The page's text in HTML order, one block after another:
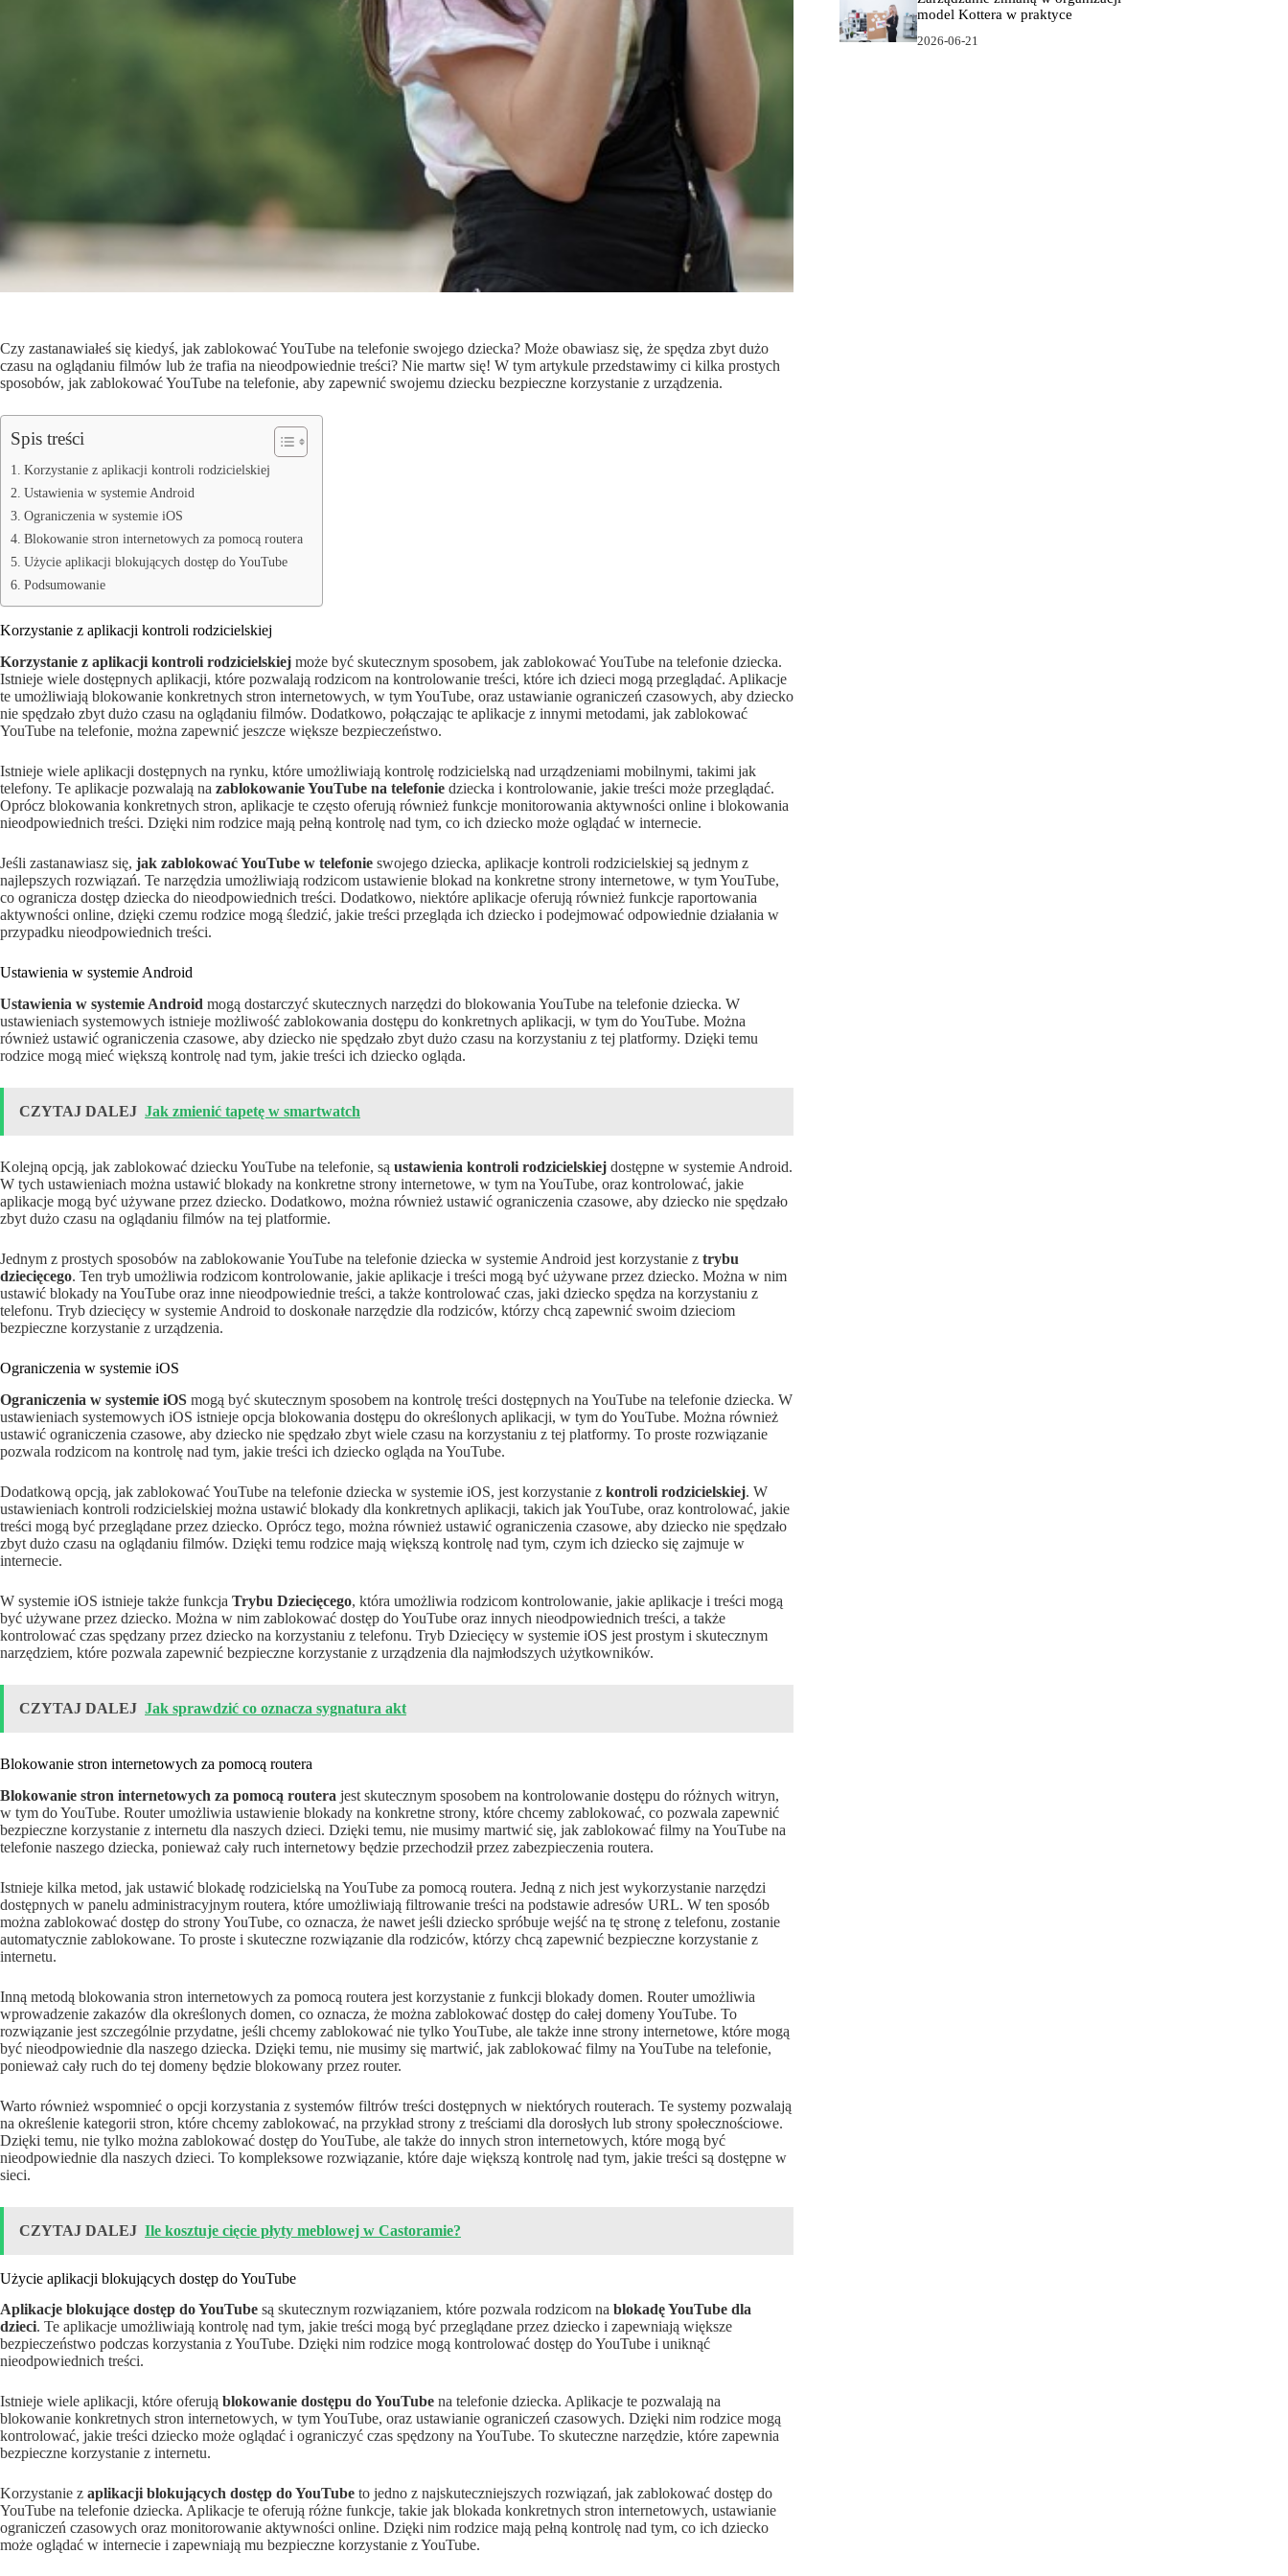
Czy zastanawiałeś się kiedyś, jak zablokować YouTube na telefonie swojego dziecka? Może obawiasz się, że spędza zbyt dużo
czasu na oglądaniu filmów lub że trafia na nieodpowiednie treści? Nie martw się! W tym artykule przedstawimy ci kilka prostych
sposobów, jak zablokować YouTube na telefonie, aby zapewnić swojemu dziecku bezpieczne korzystanie z urządzenia.
Spis treści
Korzystanie z aplikacji kontroli rodzicielskiej
Ustawienia w systemie Android
Ograniczenia w systemie iOS
Blokowanie stron internetowych za pomocą routera
Użycie aplikacji blokujących dostęp do YouTube
Podsumowanie
Korzystanie z aplikacji kontroli rodzicielskiej
Korzystanie z aplikacji kontroli rodzicielskiej może być skutecznym sposobem, jak zablokować YouTube na telefonie dziecka.
Istnieje wiele dostępnych aplikacji, które pozwalają rodzicom na kontrolowanie treści, które ich dzieci mogą przeglądać. Aplikacje
te umożliwiają blokowanie konkretnych stron internetowych, w tym YouTube, oraz ustawianie ograniczeń czasowych, aby dziecko
nie spędzało zbyt dużo czasu na oglądaniu filmów. Dodatkowo, połączając te aplikacje z innymi metodami, jak zablokować
YouTube na telefonie, można zapewnić jeszcze większe bezpieczeństwo.
Istnieje wiele aplikacji dostępnych na rynku, które umożliwiają kontrolę rodzicielską nad urządzeniami mobilnymi, takimi jak
telefony. Te aplikacje pozwalają na zablokowanie YouTube na telefonie dziecka i kontrolowanie, jakie treści może przeglądać.
Oprócz blokowania konkretnych stron, aplikacje te często oferują również funkcje monitorowania aktywności online i blokowania
nieodpowiednich treści. Dzięki nim rodzice mają pełną kontrolę nad tym, co ich dziecko może oglądać w internecie.
Jeśli zastanawiasz się, jak zablokować YouTube w telefonie swojego dziecka, aplikacje kontroli rodzicielskiej są jednym z
najlepszych rozwiązań. Te narzędzia umożliwiają rodzicom ustawienie blokad na konkretne strony internetowe, w tym YouTube,
co ogranicza dostęp dziecka do nieodpowiednich treści. Dodatkowo, niektóre aplikacje oferują również funkcje raportowania
aktywności online, dzięki czemu rodzice mogą śledzić, jakie treści przegląda ich dziecko i podejmować odpowiednie działania w
przypadku nieodpowiednich treści.
Ustawienia w systemie Android
Ustawienia w systemie Android mogą dostarczyć skutecznych narzędzi do blokowania YouTube na telefonie dziecka. W
ustawieniach systemowych istnieje możliwość zablokowania dostępu do konkretnych aplikacji, w tym do YouTube. Można
również ustawić ograniczenia czasowe, aby dziecko nie spędzało zbyt dużo czasu na korzystaniu z tej platformy. Dzięki temu
rodzice mogą mieć większą kontrolę nad tym, jakie treści ich dziecko ogląda.
CZYTAJ DALEJ Jak zmienić tapetę w smartwatch
Kolejną opcją, jak zablokować dziecku YouTube na telefonie, są ustawienia kontroli rodzicielskiej dostępne w systemie Android.
W tych ustawieniach można ustawić blokady na konkretne strony internetowe, w tym na YouTube, oraz kontrolować, jakie
aplikacje mogą być używane przez dziecko. Dodatkowo, można również ustawić ograniczenia czasowe, aby dziecko nie spędzało
zbyt dużo czasu na oglądaniu filmów na tej platformie.
Jednym z prostych sposobów na zablokowanie YouTube na telefonie dziecka w systemie Android jest korzystanie z trybu
dziecięcego. Ten tryb umożliwia rodzicom kontrolowanie, jakie aplikacje i treści mogą być używane przez dziecko. Można w nim
ustawić blokady na YouTube oraz inne nieodpowiednie treści, a także kontrolować czas, jaki dziecko spędza na korzystaniu z
telefonu. Tryb dziecięcy w systemie Android to doskonałe narzędzie dla rodziców, którzy chcą zapewnić swoim dzieciom
bezpieczne korzystanie z urządzenia.
Ograniczenia w systemie iOS
Ograniczenia w systemie iOS mogą być skutecznym sposobem na kontrolę treści dostępnych na YouTube na telefonie dziecka. W
ustawieniach systemowych iOS istnieje opcja blokowania dostępu do określonych aplikacji, w tym do YouTube. Można również
ustawić ograniczenia czasowe, aby dziecko nie spędzało zbyt wiele czasu na korzystaniu z tej platformy. To proste rozwiązanie
pozwala rodzicom na kontrolę nad tym, jakie treści ich dziecko ogląda na YouTube.
Dodatkową opcją, jak zablokować YouTube na telefonie dziecka w systemie iOS, jest korzystanie z kontroli rodzicielskiej. W
ustawieniach kontroli rodzicielskiej można ustawić blokady dla konkretnych aplikacji, takich jak YouTube, oraz kontrolować, jakie
treści mogą być przeglądane przez dziecko. Oprócz tego, można również ustawić ograniczenia czasowe, aby dziecko nie spędzało
zbyt dużo czasu na oglądaniu filmów. Dzięki temu rodzice mają większą kontrolę nad tym, czym ich dziecko się zajmuje w
internecie.
W systemie iOS istnieje także funkcja Trybu Dziecięcego, która umożliwia rodzicom kontrolowanie, jakie aplikacje i treści mogą
być używane przez dziecko. Można w nim zablokować dostęp do YouTube oraz innych nieodpowiednich treści, a także
kontrolować czas spędzany przez dziecko na korzystaniu z telefonu. Tryb Dziecięcy w systemie iOS jest prostym i skutecznym
narzędziem, które pozwala zapewnić bezpieczne korzystanie z urządzenia dla najmłodszych użytkowników.
CZYTAJ DALEJ Jak sprawdzić co oznacza sygnatura akt
Blokowanie stron internetowych za pomocą routera
Blokowanie stron internetowych za pomocą routera jest skutecznym sposobem na kontrolowanie dostępu do różnych witryn,
w tym do YouTube. Router umożliwia ustawienie blokady na konkretne strony, które chcemy zablokować, co pozwala zapewnić
bezpieczne korzystanie z internetu dla naszych dzieci. Dzięki temu, nie musimy martwić się, jak zablokować filmy na YouTube na
telefonie naszego dziecka, ponieważ cały ruch internetowy będzie przechodził przez zabezpieczenia routera.
Istnieje kilka metod, jak ustawić blokadę rodzicielską na YouTube za pomocą routera. Jedną z nich jest wykorzystanie narzędzi
dostępnych w panelu administracyjnym routera, które umożliwiają filtrowanie treści na podstawie adresów URL. W ten sposób
można zablokować dostęp do strony YouTube, co oznacza, że nawet jeśli dziecko spróbuje wejść na tę stronę z telefonu, zostanie
automatycznie zablokowane. To proste i skuteczne rozwiązanie dla rodziców, którzy chcą zapewnić bezpieczne korzystanie z
internetu.
Inną metodą blokowania stron internetowych za pomocą routera jest korzystanie z funkcji blokady domen. Router umożliwia
wprowadzenie zakazów dla określonych domen, co oznacza, że można zablokować dostęp do całej domeny YouTube. To
rozwiązanie jest szczególnie przydatne, jeśli chcemy zablokować nie tylko YouTube, ale także inne strony internetowe, które mogą
być nieodpowiednie dla naszego dziecka. Dzięki temu, nie musimy się martwić, jak zablokować filmy na YouTube na telefonie,
ponieważ cały ruch do tej domeny będzie blokowany przez router.
Warto również wspomnieć o opcji korzystania z systemów filtrów treści dostępnych w niektórych routerach. Te systemy pozwalają
na określenie kategorii stron, które chcemy zablokować, na przykład strony z treściami dla dorosłych lub strony społecznościowe.
Dzięki temu, nie tylko można zablokować dostęp do YouTube, ale także do innych stron internetowych, które mogą być
nieodpowiednie dla naszych dzieci. To kompleksowe rozwiązanie, które daje większą kontrolę nad tym, jakie treści są dostępne w
sieci.
CZYTAJ DALEJ Ile kosztuje cięcie płyty meblowej w Castoramie?
Użycie aplikacji blokujących dostęp do YouTube
Aplikacje blokujące dostęp do YouTube są skutecznym rozwiązaniem, które pozwala rodzicom na blokadę YouTube dla
dzieci. Te aplikacje umożliwiają kontrolę nad tym, jakie treści mogą być przeglądane przez dziecko i zapewniają większe
bezpieczeństwo podczas korzystania z YouTube. Dzięki nim rodzice mogą kontrolować dostęp do YouTube i uniknąć
nieodpowiednich treści.
Istnieje wiele aplikacji, które oferują blokowanie dostępu do YouTube na telefonie dziecka. Aplikacje te pozwalają na
blokowanie konkretnych stron internetowych, w tym YouTube, oraz ustawianie ograniczeń czasowych. Dzięki nim rodzice mogą
kontrolować, jakie treści dziecko może oglądać i ograniczyć czas spędzony na YouTube. To skuteczne narzędzie, które zapewnia
bezpieczne korzystanie z internetu.
Korzystanie z aplikacji blokujących dostęp do YouTube to jedno z najskuteczniejszych rozwiązań, jak zablokować dostęp do
YouTube na telefonie dziecka. Aplikacje te oferują różne funkcje, takie jak blokada konkretnych stron internetowych, ustawianie
ograniczeń czasowych oraz monitorowanie aktywności online. Dzięki nim rodzice mają pełną kontrolę nad tym, co ich dziecko
może oglądać w internecie i zapewniają mu bezpieczne korzystanie z YouTube.
model Kottera w praktyce
2026-06-21